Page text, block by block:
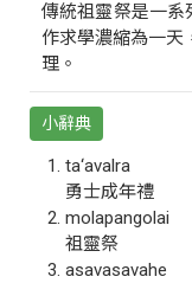
傳統祖靈祭是一系
作求學濃縮為一天
理。
小辭典
ta‘avalra
勇士成年禮
molapangolai
祖靈祭
asavasavahe